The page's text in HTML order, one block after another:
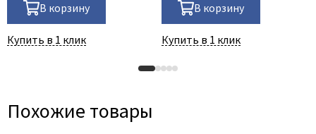
В корзину
Купить в 1 клик
В корзину
Купить в 1 клик
Похожие товары